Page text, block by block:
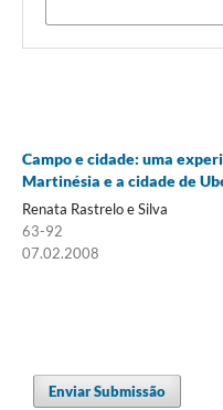
Campo e cidade: uma
Martinésia e a cidade de
Renata Rastrelo e Silva
63-92
07.02.2008
Enviar Submissão